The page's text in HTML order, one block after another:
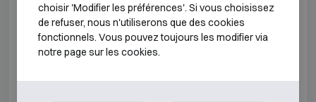
Salvus Rome 4 H810 L680 P510
choisir 'Modifier les préférences'. Si vous choisissez
de refuser, nous n'utiliserons que des cookies
fonctionnels. Vous pouvez toujours les modifier via
notre page sur les cookies.